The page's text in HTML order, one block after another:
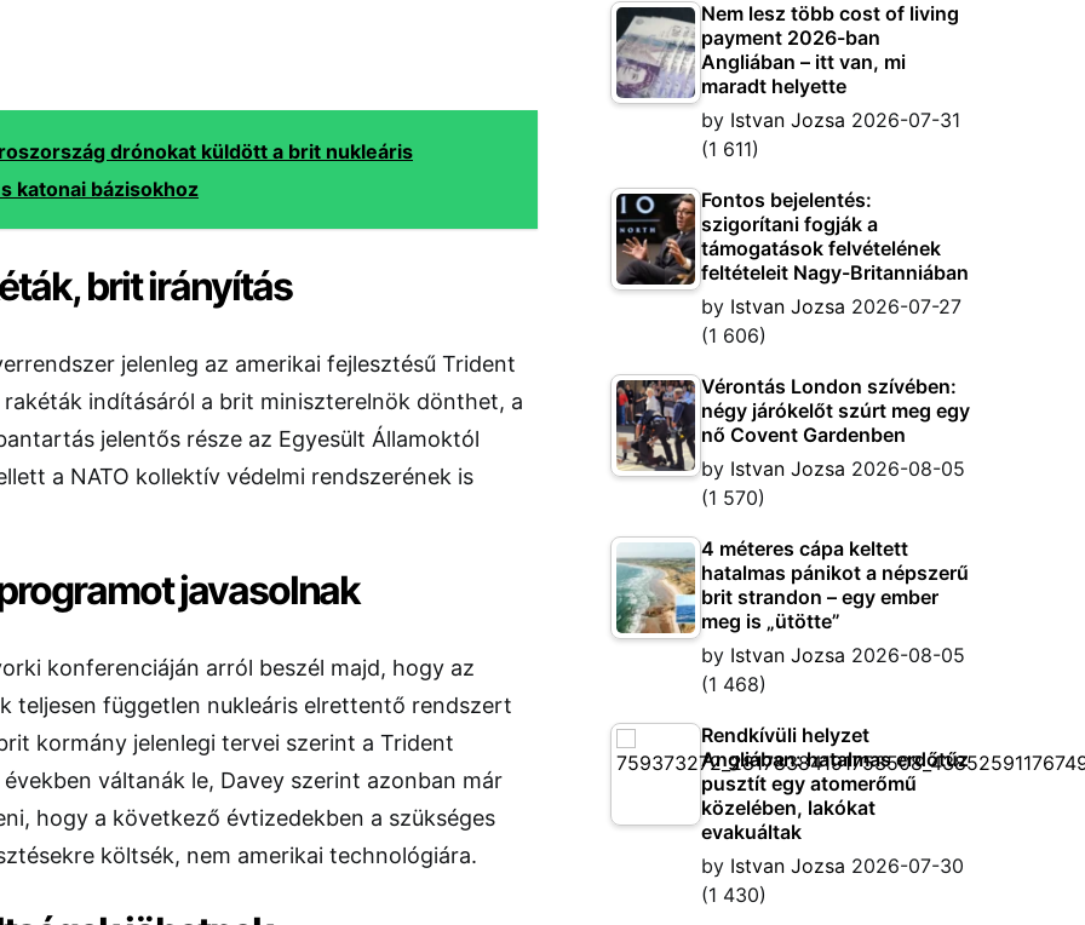
drónokat küldött a brit nukleáris
katonai bázisokhoz
brit irányítás
jelenleg az amerikai fejlesztésű Trident
rakéták indításáról a brit miniszterelnök dönthet, a
jelentős része az Egyesült Államoktól
a NATO kollektív védelmi rendszerének is
javasolnak
konferenciáján arról beszél majd, hogy az
teljesen független nukleáris elrettentő rendszert
kormány jelenlegi tervei szerint a Trident
váltanák le, Davey szerint azonban már
hogy a következő évtizedekben a szükséges
költsék, nem amerikai technológiára.
Nem lesz több cost of living
payment 2026-ban
Angliában – itt van, mi
maradt helyette
by Istvan Jozsa 2026-07-31
(1 611)
Fontos bejelentés:
szigorítani fogják a
támogatások felvételének
feltételeit Nagy-Britanniában
by Istvan Jozsa 2026-07-27
(1 606)
Vérontás London szívében:
négy járókelőt szúrt meg egy
nő Covent Gardenben
by Istvan Jozsa 2026-08-05
(1 570)
4 méteres cápa keltett
hatalmas pánikot a népszerű
brit strandon – egy ember
meg is „ütötte”
by Istvan Jozsa 2026-08-05
(1 468)
Rendkívüli helyzet
Angliában: hatalmas erdőtűz
pusztít egy atomerőmű
közelében, lakókat
evakuáltak
by Istvan Jozsa 2026-07-30
(1 430)